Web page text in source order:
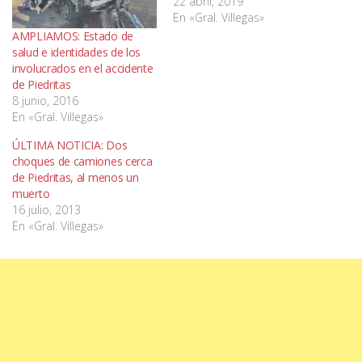
AMPLIAMOS: Estado de
salud e identidades de los
involucrados en el accidente
de Piedritas
8 junio, 2016
En «Gral. Villegas»
En «Gral. Villegas»
ÚLTIMA NOTICIA: Dos
choques de camiones cerca
de Piedritas, al menos un
muerto
16 julio, 2013
En «Gral. Villegas»